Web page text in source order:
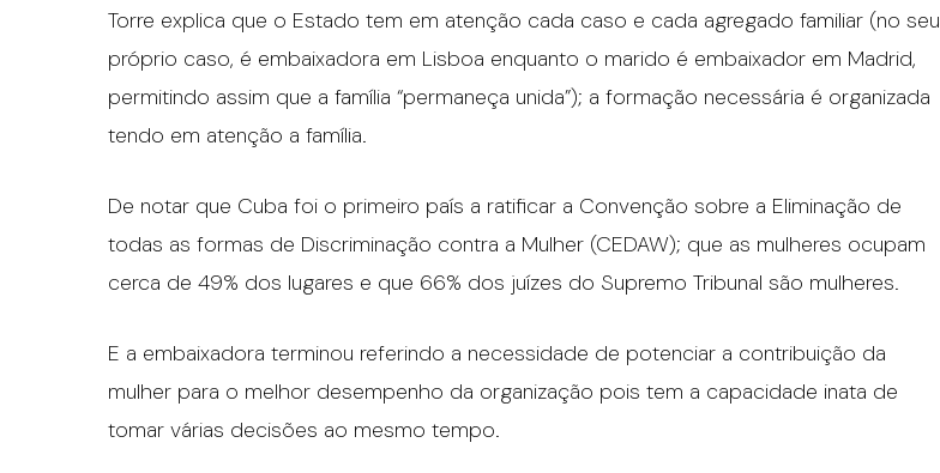
Torre explica que o Estado tem em atenção cada caso e cada agregado familiar (no seu
próprio caso, é embaixadora em Lisboa enquanto o marido é embaixador em Madrid,
permitindo assim que a família “permaneça unida”); a formação necessária é organizada
tendo em atenção a família.
De notar que Cuba foi o primeiro país a ratificar a Convenção sobre a Eliminação de
todas as formas de Discriminação contra a Mulher (CEDAW); que as mulheres ocupam
cerca de 49% dos lugares e que 66% dos juízes do Supremo Tribunal são mulheres.
E a embaixadora terminou referindo a necessidade de potenciar a contribuição da
mulher para o melhor desempenho da organização pois tem a capacidade inata de
tomar várias decisões ao mesmo tempo.